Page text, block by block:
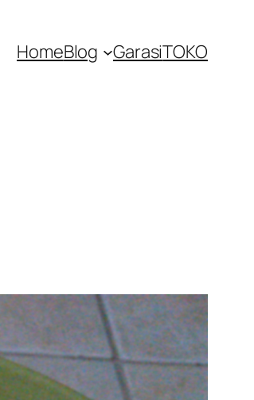
HomeBlog GarasiTOKO